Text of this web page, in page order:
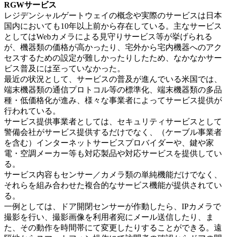
RGWサービス
レジデンシャルゲートウェイの概念や実際のサービスは日本
国内においても10年以上前から存在している。主なサービス
としてはWebカメラによる見守りサービス等が挙げられる
が、機器類の価格が高かったり、宅外から宅内機器へのアク
セスするための設定が難しかったりしたため、なかなかサー
ビス普及には至っていなかった。
最近の状況として、サービスの普及が進んでいる米国では、
端末機器類の通信プロトコル等の標準化、端末機器類の多品
種・低価格化が進み、様々な事業者によってサービス提供が
行われている。
サービス提供事業者としては、セキュリティサービスとして
警備会社がサービス提供するだけでなく、（ケーブル事業者
を含む）インターネットサービスプロバイダーや、鍵や家
電・空調メーカー等も対応製品や対応サービスを提供してい
る。
サービス内容もセンサー／カメラ類の単純機能だけでなく、
それらを組み合わせた複合的なサービス機能が提供されてい
る。
一例としては、ドア開閉センサーが作動したら、IPカメラで
撮影を行い、撮影画像を利用者宛にメール送信したり、ま
た、その動作を時間帯にて変更したりすることができる。遠